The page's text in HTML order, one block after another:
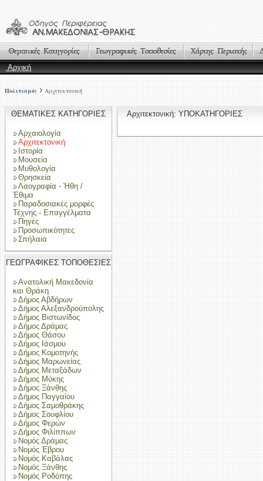
Αρχική
Πολιτισμός Αρχιτεκτονική
ΘΕΜΑΤΙΚΕΣ ΚΑΤΗΓΟΡΙΕΣ
Αρχαιολογία
Αρχιτεκτονική
Ιστορία
Μουσεία
Μυθολογία
Θρησκεία
Λαογραφία - Ήθη /
Έθιμα
Παραδοσιακές μορφές
Τέχνης - Επαγγέλματα
Πηγές
Προσωπικότητες
Σπήλαια
ΓΕΩΓΡΑΦΙΚΕΣ ΤΟΠΟΘΕΣΙΕΣ
Ανατολική Μακεδονία
και Θράκη
Δήμος Αβδήρων
Δήμος Αλεξανδρούπολης
Δήμος Βιστωνίδος
Δήμος Δράμας
Δήμος Θάσου
Δήμος Ιάσμου
Δήμος Κομοτηνής
Δήμος Μαρωνείας
Δήμος Μεταξάδων
Δήμος Μύκης
Δήμος Ξάνθης
Δήμος Παγγαίου
Δήμος Σαμοθράκης
Δήμος Σουφλίου
Δήμος Φερών
Δήμος Φιλίππων
Νομός Δράμας
Νομός Έβρου
Νομός Καβάλας
Νομός Ξάνθης
Νομός Ροδόπης
Αρχιτεκτονική: ΥΠΟΚΑΤΗΓΟΡΙΕΣ